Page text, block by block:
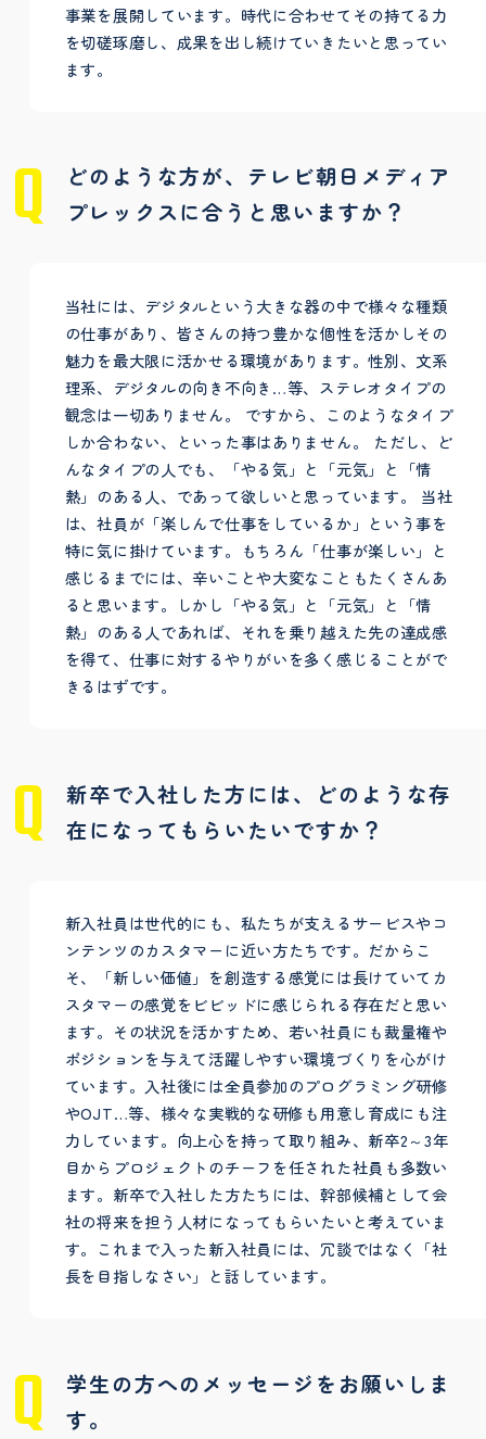
事業を展開しています。時代に合わせてその持てる力
を切磋琢磨し、成果を出し続けていきたいと思ってい
ます。
どのような方が、テレビ朝日メディア
プレックスに合うと思いますか？
当社には、デジタルという大きな器の中で様々な種類
の仕事があり、皆さんの持つ豊かな個性を活かしその
魅力を最大限に活かせる環境があります。性別、文系
理系、デジタルの向き不向き…等、ステレオタイプの
観念は一切ありません。 ですから、このようなタイプ
しか合わない、といった事はありません。 ただし、ど
んなタイプの人でも、「やる気」と「元気」と「情
熱」のある人、であって欲しいと思っています。 当社
は、社員が「楽しんで仕事をしているか」という事を
特に気に掛けています。もちろん「仕事が楽しい」と
感じるまでには、辛いことや大変なこともたくさんあ
ると思います。しかし「やる気」と「元気」と「情
熱」のある人であれば、それを乗り越えた先の達成感
を得て、仕事に対するやりがいを多く感じることがで
きるはずです。
新卒で入社した方には、どのような存
在になってもらいたいですか？
新入社員は世代的にも、私たちが支えるサービスやコ
ンテンツのカスタマーに近い方たちです。だからこ
そ、「新しい価値」を創造する感覚には長けていてカ
スタマーの感覚をビビッドに感じられる存在だと思い
ます。その状況を活かすため、若い社員にも裁量権や
ポジションを与えて活躍しやすい環境づくりを心がけ
ています。入社後には全員参加のプログラミング研修
やOJT…等、様々な実戦的な研修も用意し育成にも注
力しています。向上心を持って取り組み、新卒2～3年
目からプロジェクトのチーフを任された社員も多数い
ます。新卒で入社した方たちには、幹部候補として会
社の将来を担う人材になってもらいたいと考えていま
す。これまで入った新入社員には、冗談ではなく「社
長を目指しなさい」と話しています。
学生の方へのメッセージをお願いしま
す。